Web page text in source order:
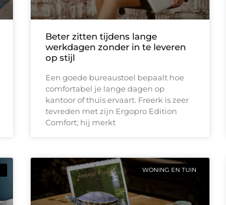
Beter zitten tijdens lange
werkdagen zonder in te leveren
op stijl
Een goede bureaustoel bepaalt hoe
comfortabel je lange dagen op
kantoor of thuis ervaart. Freerk is zeer
tevreden met zijn Ergopro Edition
Comfort; hij merkt
WONING EN TUIN